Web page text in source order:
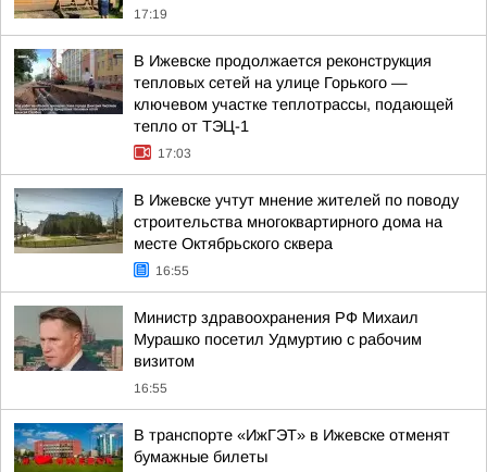
17:19
В Ижевске продолжается реконструкция
тепловых сетей на улице Горького —
ключевом участке теплотрассы, подающей
тепло от ТЭЦ-1
17:03
В Ижевске учтут мнение жителей по поводу
строительства многоквартирного дома на
месте Октябрьского сквера
16:55
Министр здравоохранения РФ Михаил
Мурашко посетил Удмуртию с рабочим
визитом
16:55
В транспорте «ИжГЭТ» в Ижевске отменят
бумажные билеты